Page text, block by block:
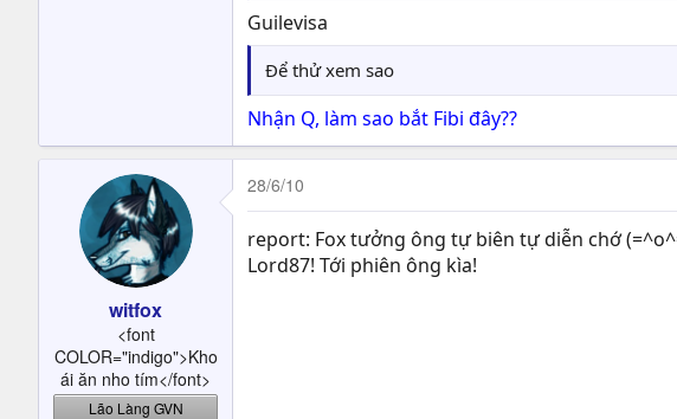
Guilevisa
Để thử xem sao
Nhận Q, làm sao bắt Fibi đây??
witfox
<font
COLOR="indigo">Kho
ái ăn nho tím</font>
Lão Làng GVN
28/6/10
report: Fox tưởng ông tự biên tự diễn chớ
Lord87! Tới phiên ông kìa!